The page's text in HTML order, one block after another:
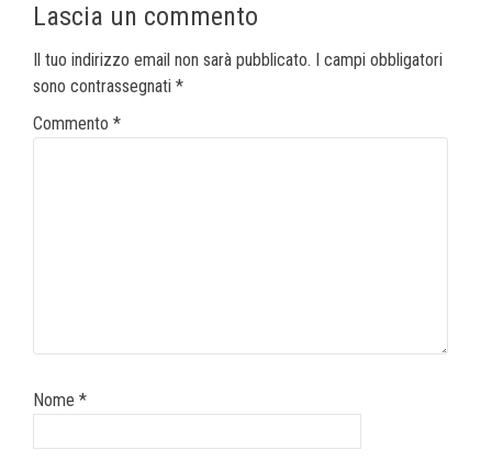
Lascia un commento
Il tuo indirizzo email non sarà pubblicato. I campi obbligatori
sono contrassegnati *
Commento *
Nome *